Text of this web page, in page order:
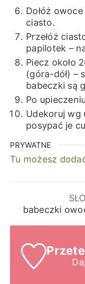
Dołóż
ciasto.
Przełóż
papilotek –
Piecz około
(góra-dół) –
babeczki są
Po
Udekoruj wg
posypać je
PRYWATNE
Tu możesz
babeczki